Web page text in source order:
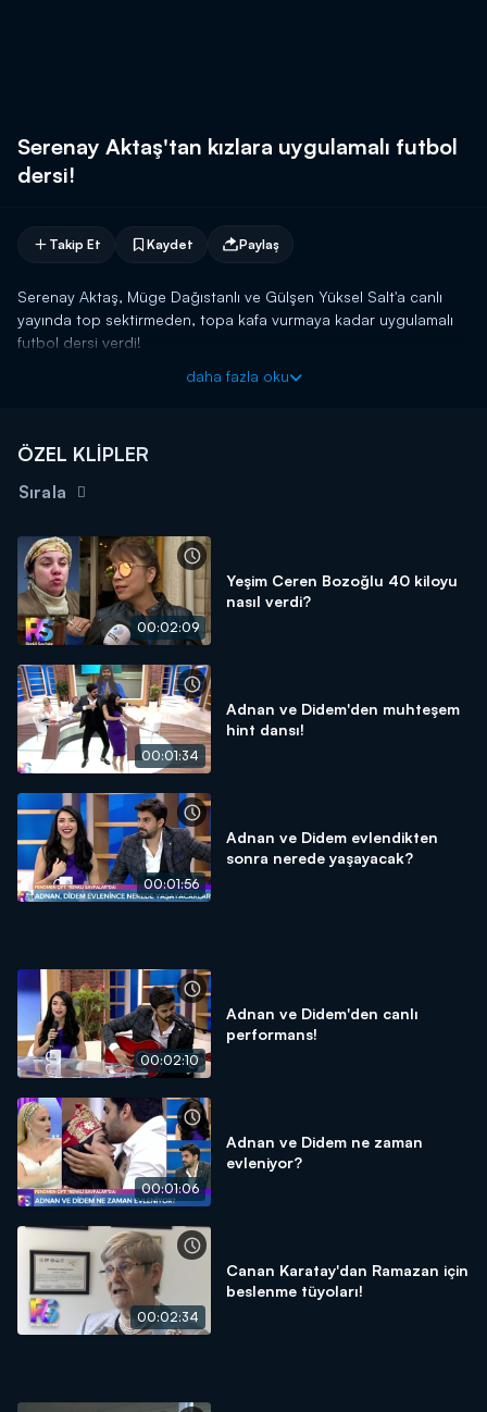
Serenay Aktaş'tan kızlara uygulamalı futbol
dersi!
Takip Et Kaydet Paylaş
Serenay Aktaş, Müge Dağıstanlı ve Gülşen Yüksel Salt'a canlı
yayında top sektirmeden, topa kafa vurmaya kadar uygulamalı
futbol dersi verdi!
daha fazla oku
ÖZEL KLİPLER
Sırala
00:02:09
Yeşim Ceren Bozoğlu 40 kiloyu
nasıl verdi?
00:01:34
Adnan ve Didem'den muhteşem
hint dansı!
00:01:56
Adnan ve Didem evlendikten
sonra nerede yaşayacak?
00:02:10
Adnan ve Didem'den canlı
performans!
00:01:06
Adnan ve Didem ne zaman
evleniyor?
00:02:34
Canan Karatay'dan Ramazan için
beslenme tüyoları!